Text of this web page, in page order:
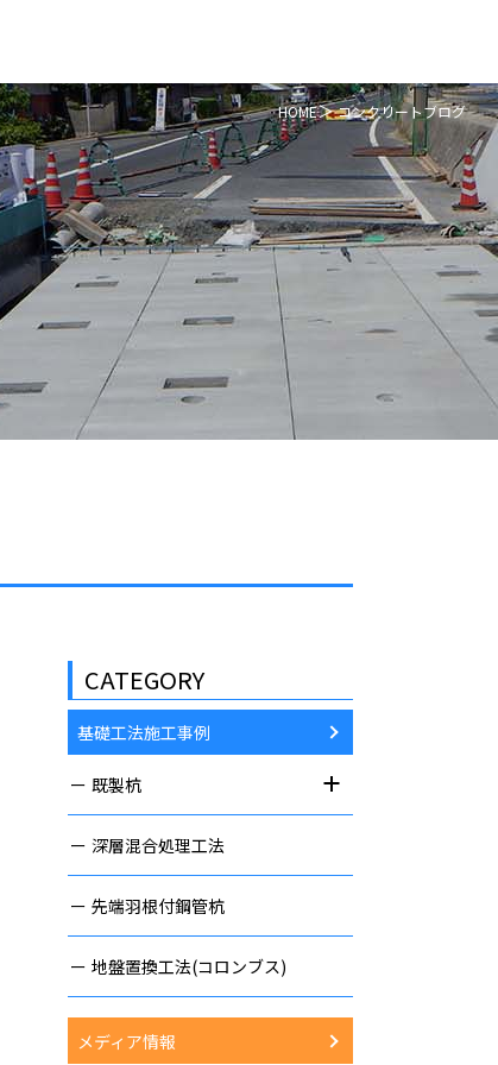
HOME コンクリートブログ
CATEGORY
基礎工法施工事例
既製杭
深層混合処理工法
先端羽根付鋼管杭
地盤置換工法(コロンブス)
メディア情報